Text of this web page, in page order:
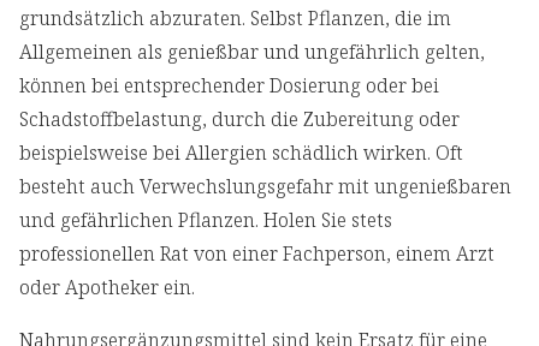
grundsätzlich abzuraten. Selbst Pflanzen, die im
Allgemeinen als genießbar und ungefährlich gelten,
können bei entsprechender Dosierung oder bei
Schadstoffbelastung, durch die Zubereitung oder
beispielsweise bei Allergien schädlich wirken. Oft
besteht auch Verwechslungsgefahr mit ungenießbaren
und gefährlichen Pflanzen. Holen Sie stets
professionellen Rat von einer Fachperson, einem Arzt
oder Apotheker ein.
Nahrungsergänzungsmittel sind kein Ersatz für eine